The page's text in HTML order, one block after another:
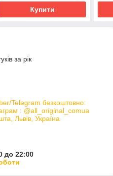
Купити
за рік
Telegram безкоштовно:
: @all_original_comua
Львів, Україна
до 22:00